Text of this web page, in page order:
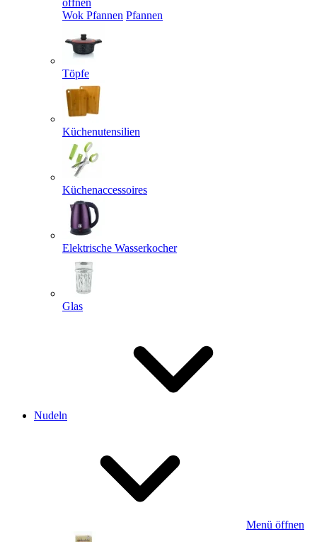
öffnen
Wok Pfannen Pfannen
Töpfe
Küchenutensilien
Küchenaccessoires
Elektrische Wasserkocher
Glas
Nudeln
Menü öffnen